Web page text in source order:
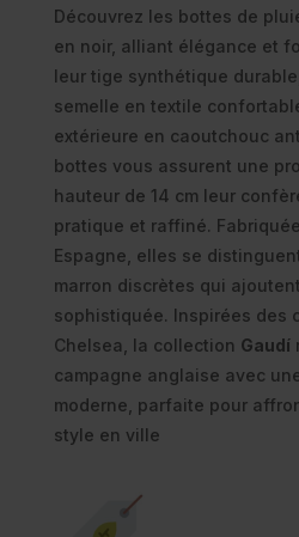
Découvrez les bottes de
en noir, alliant élégance et
leur tige synthétique
semelle en textile
extérieure en caoutchouc
bottes vous assurent une
hauteur de 14 cm leur
pratique et raffiné.
Espagne, elles se
marron discrètes qui
sophistiquée. Inspirées des
Chelsea, la collection Gaudí
campagne anglaise avec
moderne, parfaite pour
style en ville